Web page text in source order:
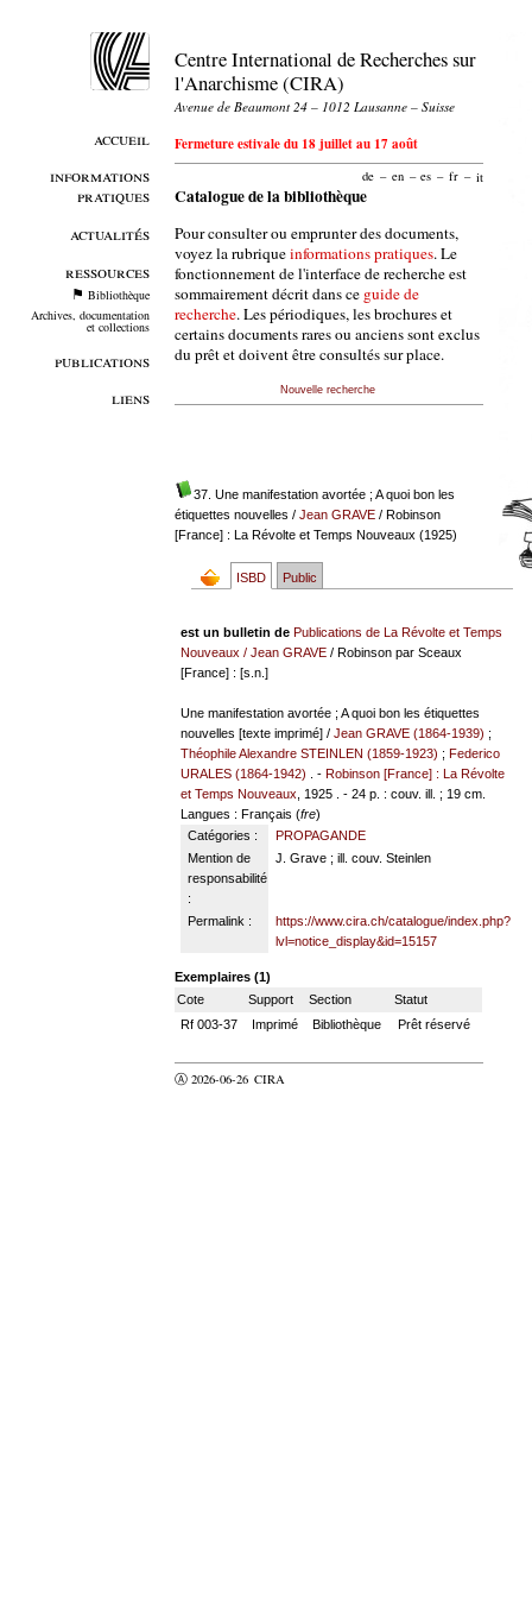
accueil
informations
pratiques
actualités
ressources
Bibliothèque
Archives, documentation
et collections
publications
liens
Centre International de Recherches sur
l'Anarchisme (CIRA)
Avenue de Beaumont 24 – 1012 Lausanne – Suisse
Fermeture estivale du 18 juillet au 17 août
de – en – es – fr – it
Catalogue de la bibliothèque
Pour consulter ou emprunter des documents,
voyez la rubriqueinformations pratiques. Le
fonctionnement de l'interface de recherche est
sommairement décrit dans ce guide de
recherche. Les périodiques, les brochures et
certains documents rares ou anciens sont exclus
du prêt et doivent être consultés sur place.
Nouvelle recherche
37. Une manifestation avortée ; A quoi bon les
étiquettes nouvelles / Jean GRAVE/ Robinson
[France] : La Révolte et Temps Nouveaux (1925)
ISBD Public
est un bulletin de Publications de La Révolte et Temps
Nouveaux /Jean GRAVE / Robinson par Sceaux
[France] : [s.n.]
Une manifestation avortée ; A quoi bon les étiquettes
nouvelles [texte imprimé] /Jean GRAVE (1864-1939) ;
Théophile Alexandre STEINLEN (1859-1923) ;Federico
URALES (1864-1942)
. -Robinson [France] : La Révolte
et Temps Nouveaux
, 1925 . - 24 p. : couv. ill. ; 19 cm.
Langues : Français (fre)
Catégories :
PROPAGANDE
Mention de
responsabilité
:
J. Grave ; ill. couv. Steinlen
Permalink :
https://www.cira.ch/catalogue/index.php?
lvl=notice_display&id=15157
Exemplaires (1)
Cote
Support Section
Statut
Rf 003-37
Imprimé Bibliothèque Prêt réservé
Ⓐ 2026-06-26 CIRA